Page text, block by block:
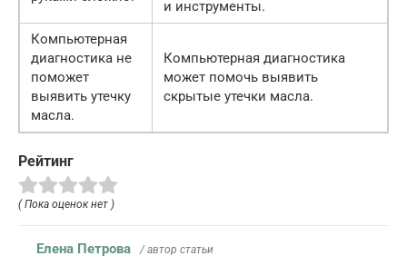
и инструменты.
Компьютерная
диагностика не
поможет
выявить утечку
масла.
Компьютерная диагностика
может помочь выявить
скрытые утечки масла.
Рейтинг
( Пока оценок нет )
Елена Петрова / автор статьи